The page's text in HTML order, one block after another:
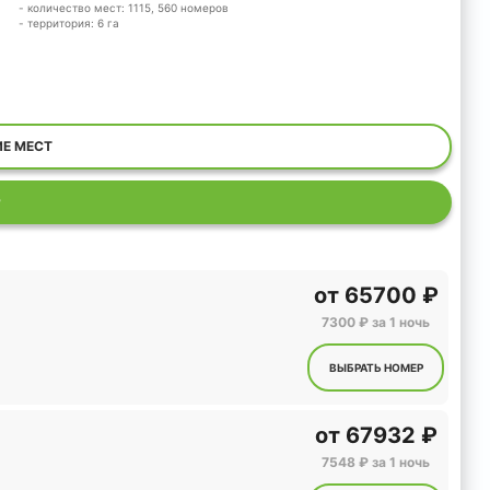
- количество мест: 1115, 560 номеров
- территория: 6 га
МЕСТ
от65700 ₽
7300 ₽ за 1 ночь
ВЫБРАТЬ НОМЕР
от67932 ₽
7548 ₽ за 1 ночь